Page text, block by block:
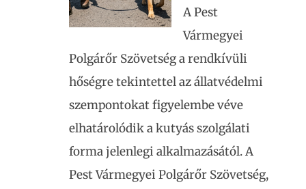
A Pest
Vármegyei
Polgárőr Szövetség a rendkívüli
hőségre tekintettel az állatvédelmi
szempontokat figyelembe véve
elhatárolódik a kutyás szolgálati
forma jelenlegi alkalmazásától. A
Pest Vármegyei Polgárőr Szövetség,